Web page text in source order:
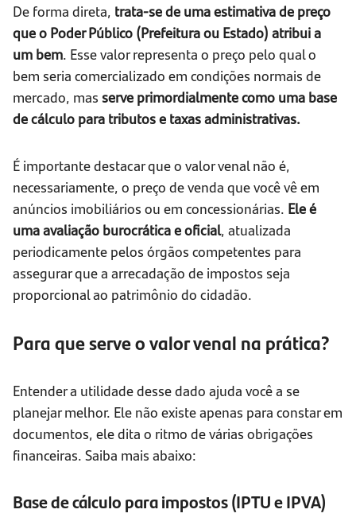
De forma direta, trata-se de uma estimativa de preço
que o Poder Público (Prefeitura ou Estado) atribui a
um bem. Esse valor representa o preço pelo qual o
bem seria comercializado em condições normais de
mercado, mas serve primordialmente como uma base
de cálculo para tributos e taxas administrativas.
É importante destacar que o valor venal não é,
necessariamente, o preço de venda que você vê em
anúncios imobiliários ou em concessionárias. Ele é
uma avaliação burocrática e oficial, atualizada
periodicamente pelos órgãos competentes para
assegurar que a arrecadação de impostos seja
proporcional ao patrimônio do cidadão.
Para que serve o valor venal na prática?
Entender a utilidade desse dado ajuda você a se
planejar melhor. Ele não existe apenas para constar em
documentos, ele dita o ritmo de várias obrigações
financeiras. Saiba mais abaixo:
Base de cálculo para impostos (IPTU e IPVA)